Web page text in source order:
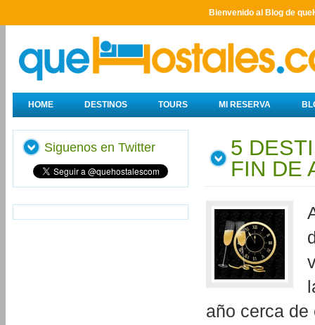
Bienvenido al Blog de
HOME DESTINOS TOURS MI RESERVA
5
FIN DE
año cerca
Siguenos en Twitter